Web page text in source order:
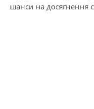
шанси на досягнення